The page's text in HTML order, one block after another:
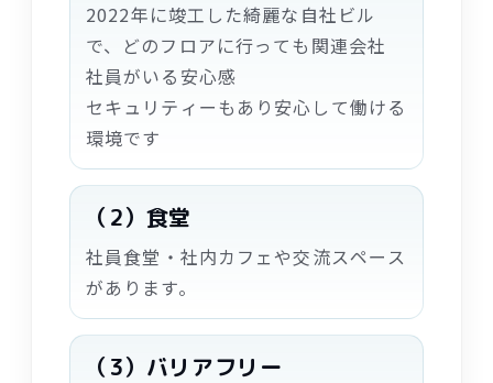
2022年に竣工 した綺麗な 自社 ビル
で、どのフロアに行っても 関連会社
社員がいる 安心感
セキュリティーもあり 安心 して働ける
環境です
（2） 食堂
社員食堂 ・ 社内カフェや交流スペース
があります。
（3）バリアフリー